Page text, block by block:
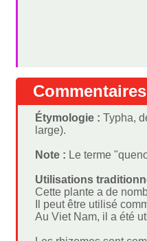
Commentaires
Étymologie :Typha,
large).
Note : Le terme
Utilisations
Cette plante a de
Il peut être utilisé
Au Viet Nam, il a été